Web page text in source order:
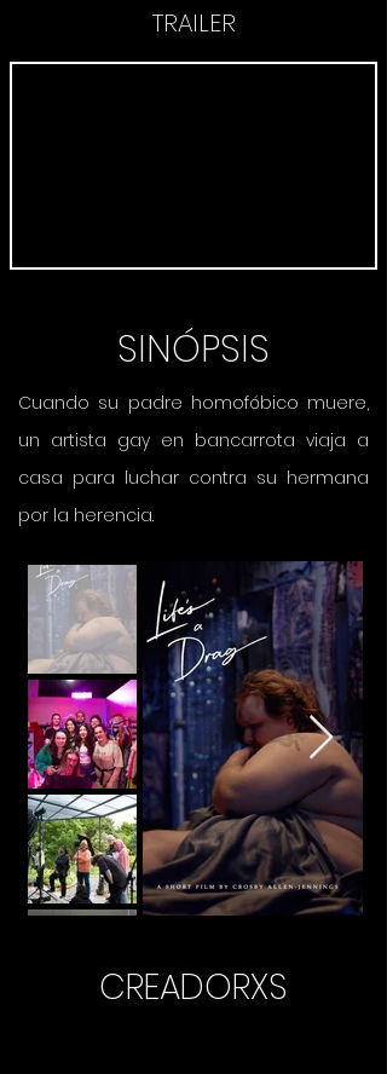
TRAILER
SINÓPSIS
Cuando su padre homofóbico muere,
un artista gay en bancarrota viaja a
casa para luchar contra su hermana
por la herencia.
CREADORXS